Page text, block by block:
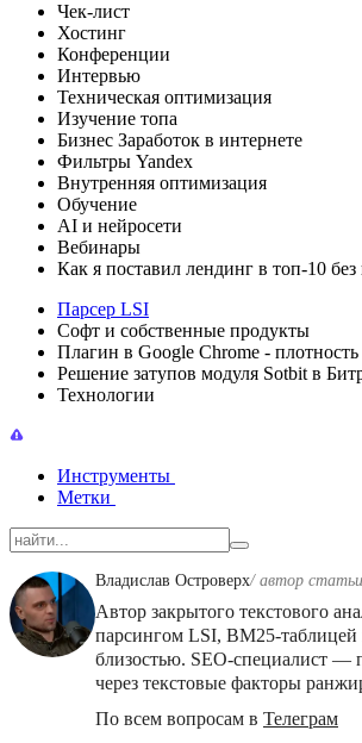
Чек-лист
Хостинг
Конференции
Интервью
Техническая оптимизация
Изучение топа
Бизнес Заработок в интернете
Фильтры Yandex
Внутренняя оптимизация
Обучение
AI и нейросети
Вебинары
Как я поставил лендинг в топ-10 без
Парсер LSI
Софт и собственные продукты
Плагин в Google Chrome - плотность
Решение затупов модуля Sotbit в
Технологии
Инструменты
Метки
Владислав Островерх/ автор cтатьи
Автор закрытого текстового
парсингом LSI, BM25-таблицей
близостью. SEO-специалист —
через текстовые факторы
По всем вопросам в Телеграм